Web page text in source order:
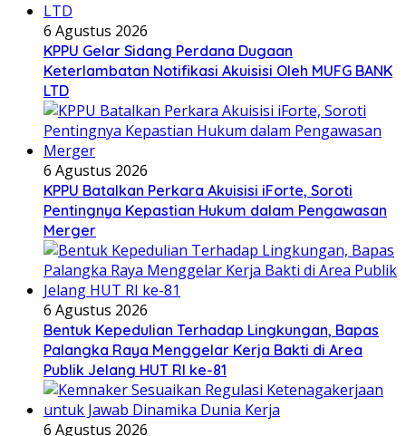
6 Agustus 2026
KPPU Gelar Sidang Perdana Dugaan
Keterlambatan Notifikasi Akuisisi Oleh MUFG BANK
LTD
6 Agustus 2026
KPPU Batalkan Perkara Akuisisi iForte, Soroti
Pentingnya Kepastian Hukum dalam Pengawasan
Merger
6 Agustus 2026
Bentuk Kepedulian Terhadap Lingkungan, Bapas
Palangka Raya Menggelar Kerja Bakti di Area
Publik Jelang HUT RI ke-81
6 Agustus 2026